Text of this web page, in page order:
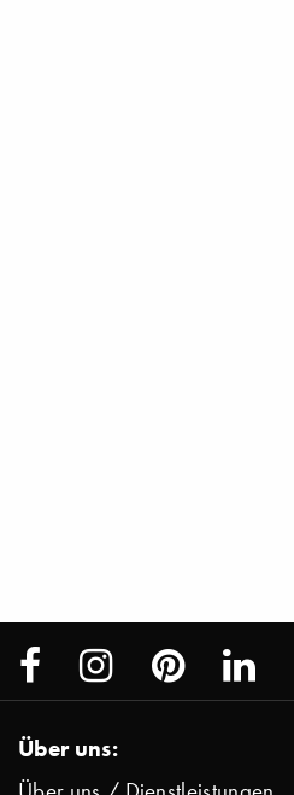
Über uns: